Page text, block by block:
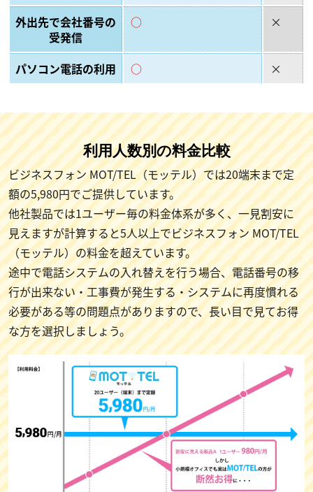
外出先で会社番号の
受発信
○ ×
パソコン電話の利用 ○ ×
利用人数別の料金比較
ビジネスフォン MOT/TEL（モッテル）では20端末まで定
額の5,980円でご提供しています。
他社製品では1ユーザー毎の料金体系が多く、一見割安に
見えますが計算すると5人以上でビジネスフォン MOT/TEL
（モッテル）の料金を超えています。
途中で電話システムの入れ替えを行う場合、電話番号の移
行が出来ない・工事費が発生する・システムに再度慣れる
必要がある等の問題点がありますので、長い目で見てお得
な方を選択しましょう。